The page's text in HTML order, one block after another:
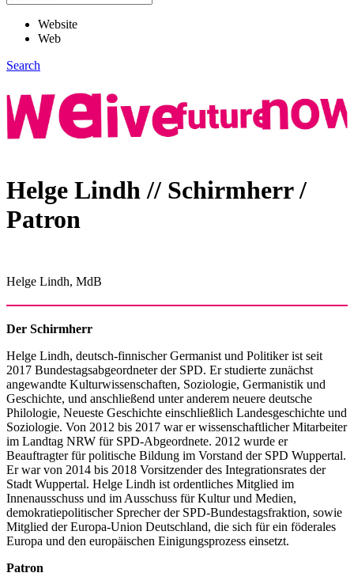
Website
Web
Search
Helge Lindh // Schirmherr /
Patron
Helge Lindh, MdB
Der Schirmherr
Helge Lindh, deutsch-finnischer Germanist und Politiker ist seit
2017 Bundestagsabgeordneter der SPD. Er studierte zunächst
angewandte Kulturwissenschaften, Soziologie, Germanistik und
Geschichte, und anschließend unter anderem neuere deutsche
Philologie, Neueste Geschichte einschließlich Landesgeschichte und
Soziologie. Von 2012 bis 2017 war er wissenschaftlicher Mitarbeiter
im Landtag NRW für SPD-Abgeordnete. 2012 wurde er
Beauftragter für politische Bildung im Vorstand der SPD Wuppertal.
Er war von 2014 bis 2018 Vorsitzender des Integrationsrates der
Stadt Wuppertal. Helge Lindh ist ordentliches Mitglied im
Innenausschuss und im Ausschuss für Kultur und Medien,
demokratiepolitischer Sprecher der SPD-Bundestagsfraktion, sowie
Mitglied der Europa-Union Deutschland, die sich für ein föderales
Europa und den europäischen Einigungsprozess einsetzt.
Patron